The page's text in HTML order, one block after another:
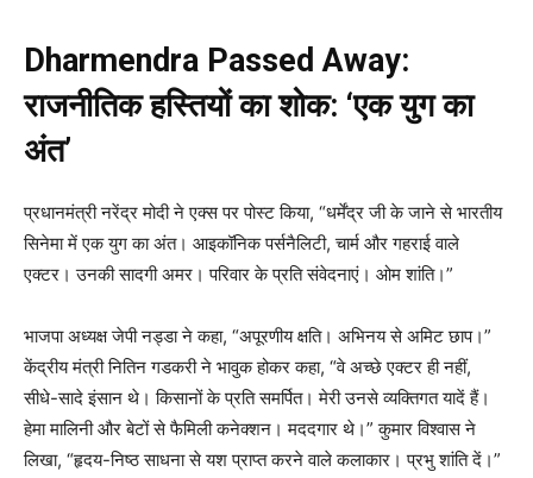
Dharmendra Passed Away:
राजनीतिक हस्तियों का शोक: ‘एक युग का
अंत’
प्रधानमंत्री नरेंद्र मोदी ने एक्स पर पोस्ट किया, “धर्मेंद्र जी के जाने से भारतीय
सिनेमा में एक युग का अंत। आइकॉनिक पर्सनैलिटी, चार्म और गहराई वाले
एक्टर। उनकी सादगी अमर। परिवार के प्रति संवेदनाएं। ओम शांति।”
भाजपा अध्यक्ष जेपी नड्डा ने कहा, “अपूरणीय क्षति। अभिनय से अमिट छाप।”
केंद्रीय मंत्री नितिन गडकरी ने भावुक होकर कहा, “वे अच्छे एक्टर ही नहीं,
सीधे-सादे इंसान थे। किसानों के प्रति समर्पित। मेरी उनसे व्यक्तिगत यादें हैं।
हेमा मालिनी और बेटों से फैमिली कनेक्शन। मददगार थे।” कुमार विश्वास ने
लिखा, “हृदय-निष्ठ साधना से यश प्राप्त करने वाले कलाकार। प्रभु शांति दें।”